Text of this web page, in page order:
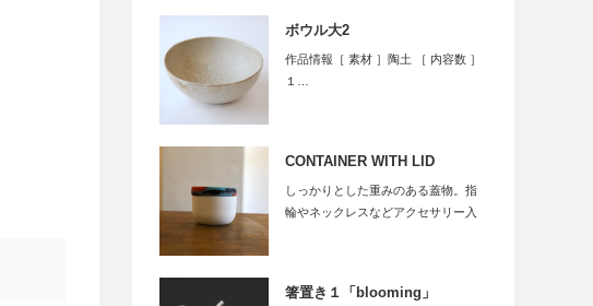
ボウル大2
作品情報［ 素材 ］陶土 ［ 内容数 ］
１…
CONTAINER WITH LID
しっかりとした重みのある蓋物。指
輪やネックレスなどアクセサリー入
箸置き１「blooming」